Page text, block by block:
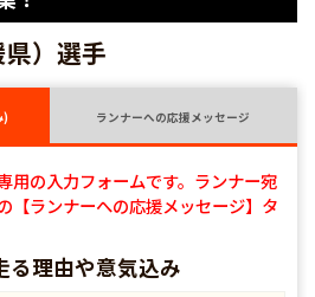
）選手
) ランナーへの応援メッセージ
用の入力フォームです。ランナー宛
【ランナーへの応援メッセージ】タ
理由や意気込み